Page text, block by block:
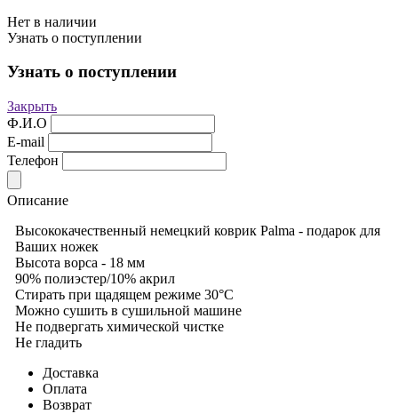
Нет в наличии
Узнать о поступлении
Узнать о поступлении
Закрыть
Ф.И.О
E-mail
Телефон
Описание
Высококачественный немецкий коврик Palma - подарок для
Ваших ножек
Высота ворса - 18 мм
90% полиэстер/10% акрил
Стирать при щадящем режиме 30°С
Можно сушить в сушильной машине
Не подвергать химической чистке
Не гладить
Доставка
Оплата
Возврат